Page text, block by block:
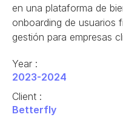
en una plataforma de
onboarding de usuarios
gestión para empresas
Year :
2023-2024
Client :
Betterfly